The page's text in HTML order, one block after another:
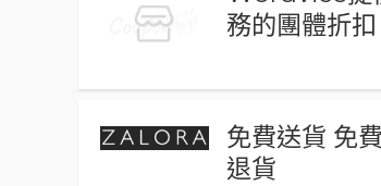
務的團體折扣
免費送貨 免費
退貨